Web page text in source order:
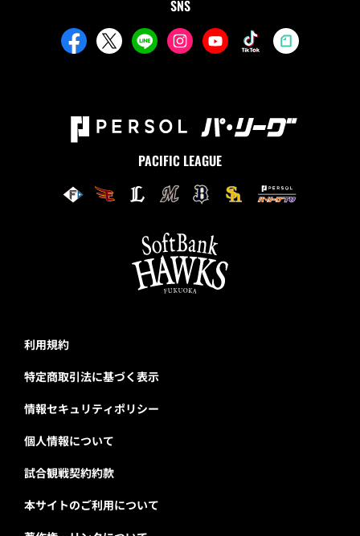
SNS
PACIFIC LEAGUE
利用規約
特定商取引法に基づく表示
情報セキュリティポリシー
個人情報について
試合観戦契約約款
本サイトのご利用について